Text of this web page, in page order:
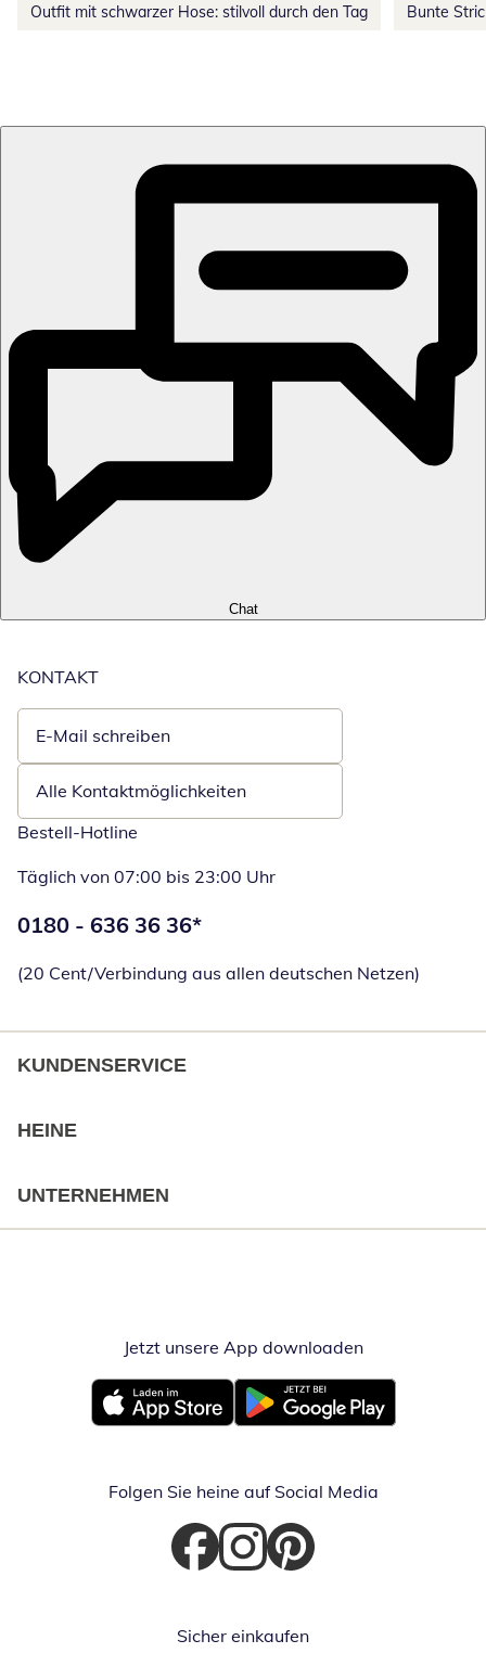
Outfit mit schwarzer Hose: stilvoll durch den Tag Bunte
Chat
KONTAKT
E-Mail schreiben
Öffnet E-Mail-Client
Alle Kontaktmöglichkeiten
Bestell-Hotline
Täglich von 07:00 bis 23:00 Uhr
Telefonnummer:
0180 - 636 36 36*
(20 Cent/Verbindung aus allen deutschen Netzen)
KUNDENSERVICE
HEINE
UNTERNEHMEN
Jetzt unsere App downloadenÖffnet in
Öffnet in neuem FensterÖffnet in neuem Fenster
Folgen Sie heine auf Social Media
Öffnet in neuem Fenster
Öffnet in neuem Fenster
Öffnet in neuem Fenster
Sicher einkaufen